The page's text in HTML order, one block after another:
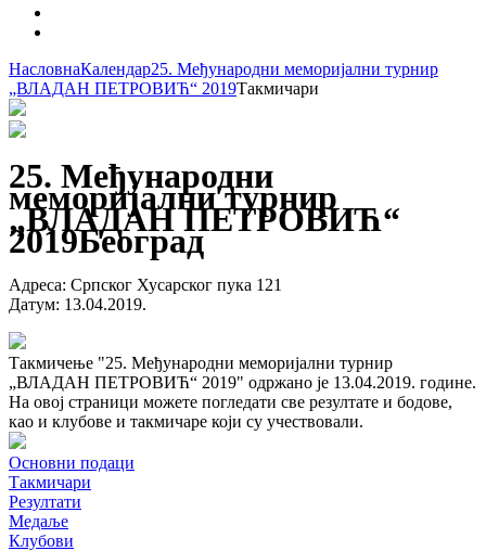
НасловнаКалендар25. Међународни меморијални турнир
„ВЛАДАН ПЕТРОВИЋ“ 2019Такмичари
25. Међународни
меморијални турнир
„ВЛАДАН ПЕТРОВИЋ“
2019Београд
Адреса: Српског Хусарског пука 121
Датум: 13.04.2019.
Такмичење "25. Међународни меморијални турнир
„ВЛАДАН ПЕТРОВИЋ“ 2019" одржано је 13.04.2019. године.
На овој страници можете погледати све резултате и бодове,
као и клубове и такмичаре који су учествовали.
Основни подаци
Такмичари
Резултати
Медаље
Клубови